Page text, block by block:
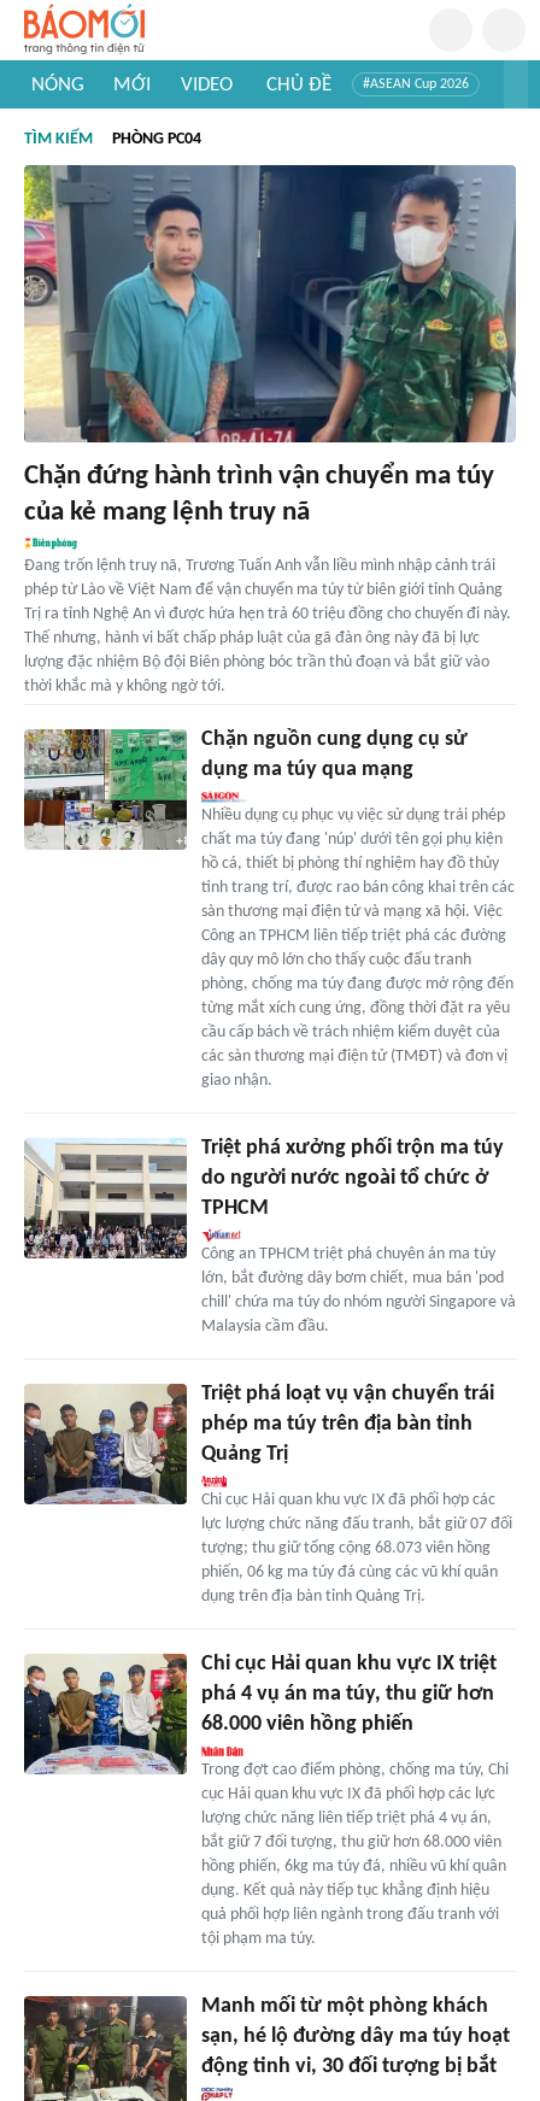
NÓNG MỚI VIDEO CHỦ ĐỀ #ASEAN Cup 2026
#Khám phá thế giới
TÌM KIẾM PHÒNG PC04
Chặn đứng hành trình vận chuyển ma túy
của kẻ mang lệnh truy nã
Đang trốn lệnh truy nã, Trương Tuấn Anh vẫn liều mình nhập cảnh trái
phép từ Lào về Việt Nam để vận chuyển ma túy từ biên giới tỉnh Quảng
Trị ra tỉnh Nghệ An vì được hứa hẹn trả 60 triệu đồng cho chuyến đi này.
Thế nhưng, hành vi bất chấp pháp luật của gã đàn ông này đã bị lực
lượng đặc nhiệm Bộ đội Biên phòng bóc trần thủ đoạn và bắt giữ vào
thời khắc mà y không ngờ tới.
Chặn nguồn cung dụng cụ sử
dụng ma túy qua mạng
Nhiều dụng cụ phục vụ việc sử dụng trái phép
chất ma túy đang 'núp' dưới tên gọi phụ kiện
hồ cá, thiết bị phòng thí nghiệm hay đồ thủy
tinh trang trí, được rao bán công khai trên các
sàn thương mại điện tử và mạng xã hội. Việc
Công an TPHCM liên tiếp triệt phá các đường
dây quy mô lớn cho thấy cuộc đấu tranh
phòng, chống ma túy đang được mở rộng đến
từng mắt xích cung ứng, đồng thời đặt ra yêu
cầu cấp bách về trách nhiệm kiểm duyệt của
các sàn thương mại điện tử (TMĐT) và đơn vị
giao nhận.
Triệt phá xưởng phối trộn ma túy
do người nước ngoài tổ chức ở
TPHCM
Công an TPHCM triệt phá chuyên án ma túy
lớn, bắt đường dây bơm chiết, mua bán 'pod
chill' chứa ma túy do nhóm người Singapore và
Malaysia cầm đầu.
Triệt phá loạt vụ vận chuyển trái
phép ma túy trên địa bàn tỉnh
Quảng Trị
Chi cục Hải quan khu vực IX đã phối hợp các
lực lượng chức năng đấu tranh, bắt giữ 07 đối
tượng; thu giữ tổng cộng 68.073 viên hồng
phiến, 06 kg ma túy đá cùng các vũ khí quân
dụng trên địa bàn tỉnh Quảng Trị.
Chi cục Hải quan khu vực IX triệt
phá 4 vụ án ma túy, thu giữ hơn
68.000 viên hồng phiến
Trong đợt cao điểm phòng, chống ma túy, Chi
cục Hải quan khu vực IX đã phối hợp các lực
lượng chức năng liên tiếp triệt phá 4 vụ án,
bắt giữ 7 đối tượng, thu giữ hơn 68.000 viên
hồng phiến, 6kg ma túy đá, nhiều vũ khí quân
dụng. Kết quả này tiếp tục khẳng định hiệu
quả phối hợp liên ngành trong đấu tranh với
tội phạm ma túy.
Manh mối từ một phòng khách
sạn, hé lộ đường dây ma túy hoạt
động tinh vi, 30 đối tượng bị bắt